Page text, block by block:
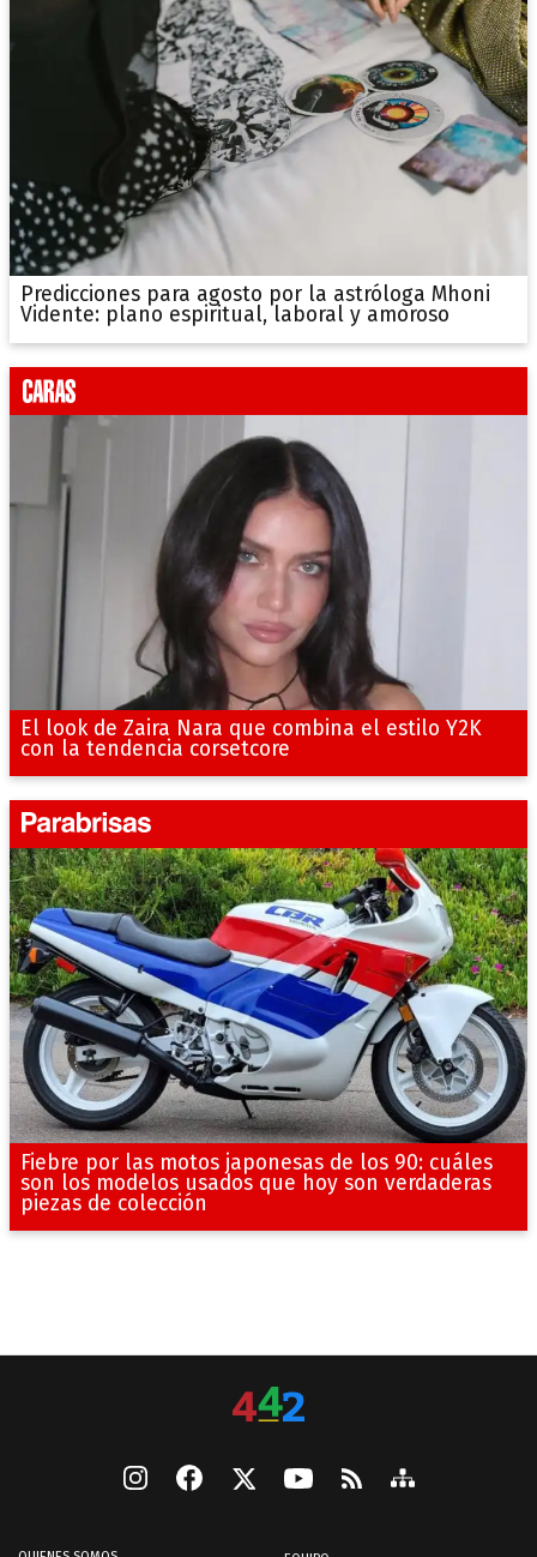
Predicciones para agosto por la astróloga Mhoni
Vidente: plano espiritual, laboral y amoroso
El look de Zaira Nara que combina el estilo Y2K
con la tendencia corsetcore
Fiebre por las motos japonesas de los 90: cuáles
son los modelos usados que hoy son verdaderas
piezas de colección